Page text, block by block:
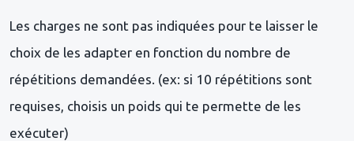
Les charges ne sont pas indiquées pour te laisser le
choix de les adapter en fonction du nombre de
répétitions demandées. (ex: si 10 répétitions sont
requises, choisis un poids qui te permette de les
exécuter)